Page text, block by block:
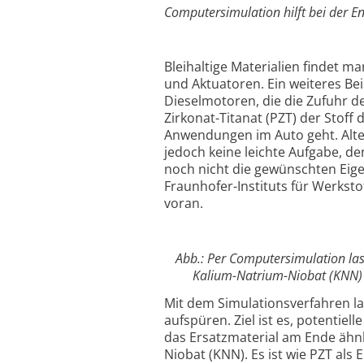
Computersimulation hilft bei der
Bleihaltige Materialien findet
und Aktuatoren. Ein weiteres
Dieselmotoren, die die Zufuhr
Zirkonat-Titanat (PZT) der Stoff
Anwendungen im Auto geht.
jedoch keine leichte Aufgabe,
noch nicht die gewünschten
Fraunhofer-Instituts für
voran.
Abb.: Per Computersimulation
Kalium-Natrium-Niobat
Mit dem Simulationsverfahren
aufspüren. Ziel ist es,
das Ersatzmaterial am Ende
Niobat (KNN). Es ist wie PZT